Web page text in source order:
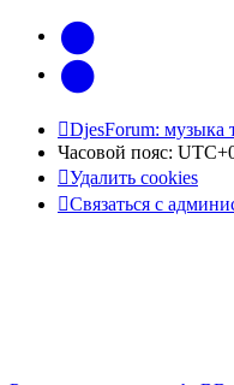
vk
Telegram
DjesForum: музыка
Часовой пояс:
Удалить cookies
Связаться с